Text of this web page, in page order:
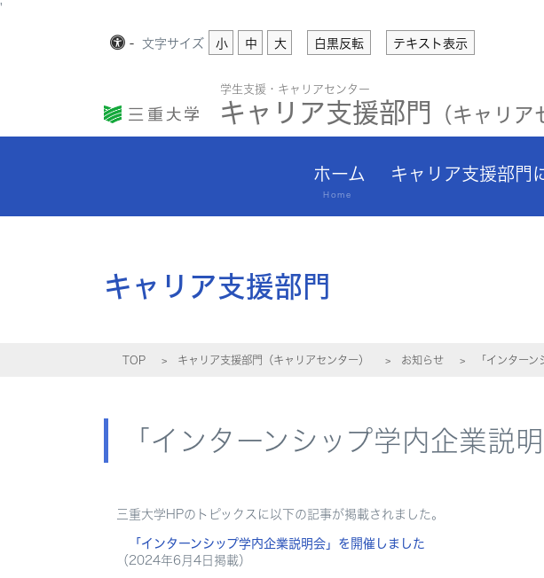
'
- 文字サイズ 小 中 大 白黒反転 テキスト表示
学生支援・キャリアセンター
キャリア支援部門 （キャリア
ホーム
Home
キャリア支援部門
キャリア支援部門
TOP キャリア支援部門（キャリアセンター） お知らせ 「インター
「インターンシップ学内企業説
三重大学HPのトピックスに以下の記事が掲載されました。
「インターンシップ学内企業説明会」を開催しました
（2024年6月4日掲載）